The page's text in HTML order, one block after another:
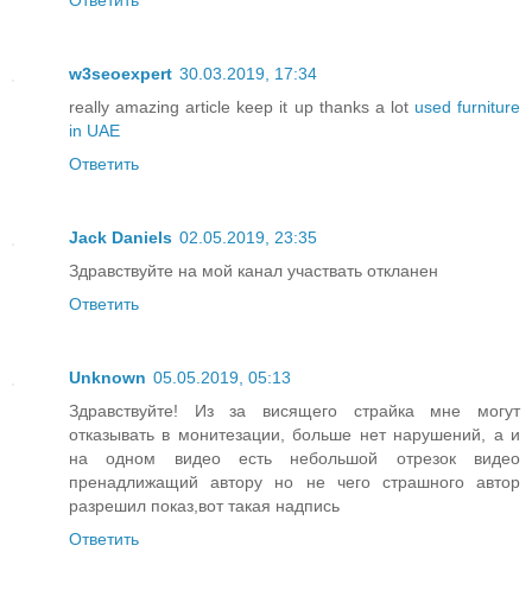
w3seoexpert 30.03.2019, 17:34
really amazing article keep it up thanks a lot used furniture
in UAE
Ответить
Jack Daniels 02.05.2019, 23:35
Здравствуйте на мой канал участвать откланен
Ответить
Unknown 05.05.2019, 05:13
Здравствуйте! Из за висящего страйка мне могут
отказывать в монитезации, больше нет нарушений, а и
на одном видео есть небольшой отрезок видео
пренадлижащий автору но не чего страшного автор
разрешил показ,вот такая надпись
Ответить